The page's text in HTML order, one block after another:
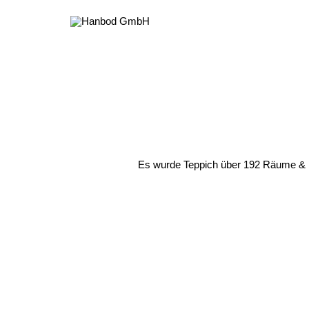
Es wurde Teppich über 192 Räume